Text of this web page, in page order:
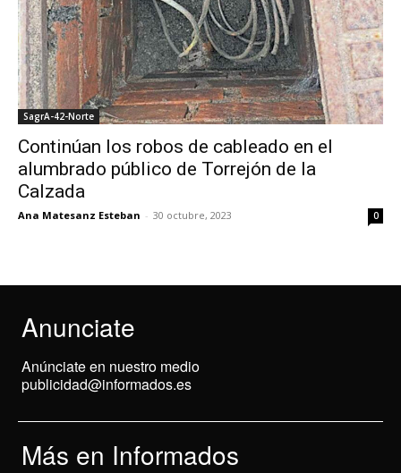
SagrA-42-Norte
Continúan los robos de cableado en el
alumbrado público de Torrejón de la
Calzada
Ana Matesanz Esteban - 30 octubre, 2023 0
Anunciate
Anúnciate en nuestro medio
publicidad@informados.es
Más en Informados